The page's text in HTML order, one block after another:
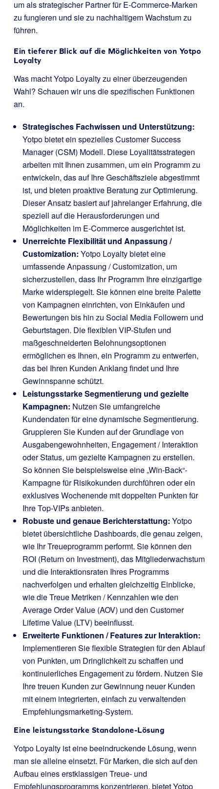
um als strategischer Partner für E-Commerce-Marken
zu fungieren und sie zu nachhaltigem Wachstum zu
führen.
Ein tieferer Blick auf die Möglichkeiten von Yotpo
Loyalty
Was macht Yotpo Loyalty zu einer überzeugenden
Wahl? Schauen wir uns die spezifischen Funktionen
an.
Strategisches Fachwissen und Unterstützung:
Yotpo bietet ein spezielles Customer Success
Manager (CSM) Modell. Diese Loyalitätsstrategen
arbeiten mit Ihnen zusammen, um ein Programm zu
entwickeln, das auf Ihre Geschäftsziele abgestimmt
ist, und bieten proaktive Beratung zur Optimierung.
Dieser Ansatz basiert auf jahrelanger Erfahrung, die
speziell auf die Herausforderungen und
Möglichkeiten im E-Commerce ausgerichtet ist.
Unerreichte Flexibilität und Anpassung /
Customization: Yotpo Loyalty bietet eine
umfassende Anpassung / Customization, um
sicherzustellen, dass Ihr Programm Ihre einzigartige
Marke widerspiegelt. Sie können eine breite Palette
von Kampagnen einrichten, von Einkäufen und
Bewertungen bis hin zu Social Media Followern und
Geburtstagen. Die flexiblen VIP-Stufen und
maßgeschneiderten Belohnungsoptionen
ermöglichen es Ihnen, ein Programm zu entwerfen,
das bei Ihren Kunden Anklang findet und Ihre
Gewinnspanne schützt.
Leistungsstarke Segmentierung und gezielte
Kampagnen: Nutzen Sie umfangreiche
Kundendaten für eine dynamische Segmentierung.
Gruppieren Sie Kunden auf der Grundlage von
Ausgabengewohnheiten, Engagement / Interaktion
oder Status, um gezielte Kampagnen zu erstellen.
So können Sie beispielsweise eine „Win-Back“-
Kampagne für Risikokunden durchführen oder ein
exklusives Wochenende mit doppelten Punkten für
Ihre Top-VIPs anbieten.
Robuste und genaue Berichterstattung: Yotpo
bietet übersichtliche Dashboards, die genau zeigen,
wie Ihr Treueprogramm performt. Sie können den
ROI (Return on Investment), das Mitgliederwachstum
und die Interaktionsraten Ihres Programms
nachverfolgen und erhalten gleichzeitig Einblicke,
wie die Treue Metriken / Kennzahlen wie den
Average Order Value (AOV) und den Customer
Lifetime Value (LTV) beeinflusst.
Erweiterte Funktionen / Features zur Interaktion:
Implementieren Sie flexible Strategien für den Ablauf
von Punkten, um Dringlichkeit zu schaffen und
kontinuierliches Engagement zu fördern. Nutzen Sie
Ihre treuen Kunden zur Gewinnung neuer Kunden
mit einem integrierten, einfach zu verwaltenden
Empfehlungsmarketing-System.
Eine leistungsstarke Standalone-Lösung
Yotpo Loyalty ist eine beeindruckende Lösung, wenn
man sie alleine einsetzt. Für Marken, die sich auf den
Aufbau eines erstklassigen Treue- und
Empfehlungsprogramms konzentrieren, bietet Yotpo